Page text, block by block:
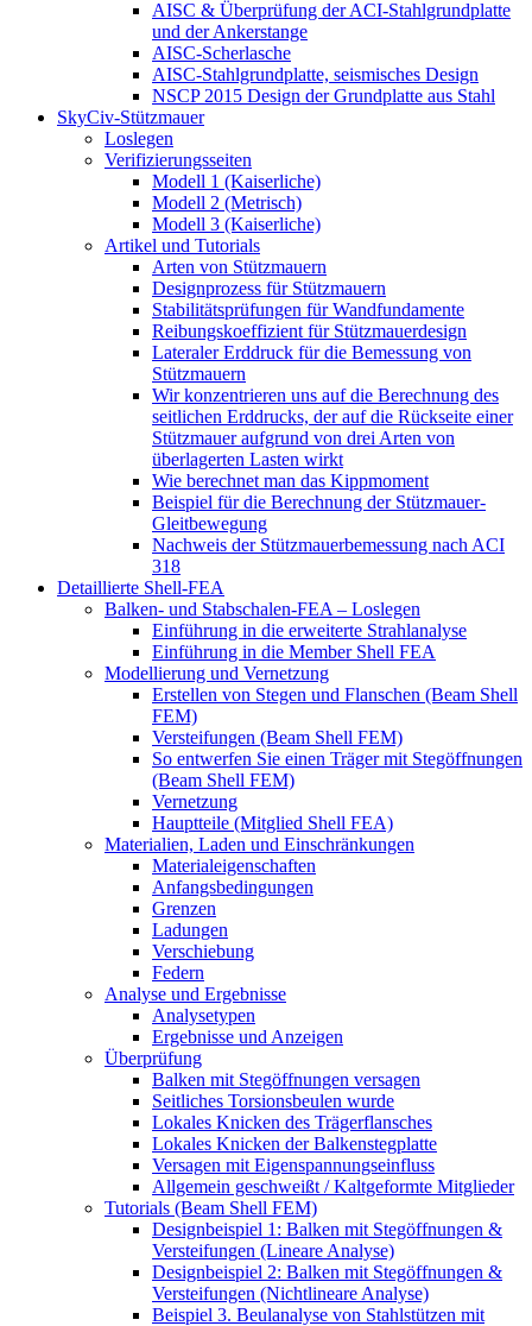
AISC & Überprüfung der ACI-Stahlgrundplatte
und der Ankerstange
AISC-Scherlasche
AISC-Stahlgrundplatte, seismisches Design
NSCP 2015 Design der Grundplatte aus Stahl
SkyCiv-Stützmauer
Loslegen
Verifizierungsseiten
Modell 1 (Kaiserliche)
Modell 2 (Metrisch)
Modell 3 (Kaiserliche)
Artikel und Tutorials
Arten von Stützmauern
Designprozess für Stützmauern
Stabilitätsprüfungen für Wandfundamente
Reibungskoeffizient für Stützmauerdesign
Lateraler Erddruck für die Bemessung von
Stützmauern
Wir konzentrieren uns auf die Berechnung des
seitlichen Erddrucks, der auf die Rückseite einer
Stützmauer aufgrund von drei Arten von
überlagerten Lasten wirkt
Wie berechnet man das Kippmoment
Beispiel für die Berechnung der Stützmauer-
Gleitbewegung
Nachweis der Stützmauerbemessung nach ACI
318
Detaillierte Shell-FEA
Balken- und Stabschalen-FEA – Loslegen
Einführung in die erweiterte Strahlanalyse
Einführung in die Member Shell FEA
Modellierung und Vernetzung
Erstellen von Stegen und Flanschen (Beam Shell
FEM)
Versteifungen (Beam Shell FEM)
So entwerfen Sie einen Träger mit Stegöffnungen
(Beam Shell FEM)
Vernetzung
Hauptteile (Mitglied Shell FEA)
Materialien, Laden und Einschränkungen
Materialeigenschaften
Anfangsbedingungen
Grenzen
Ladungen
Verschiebung
Federn
Analyse und Ergebnisse
Analysetypen
Ergebnisse und Anzeigen
Überprüfung
Balken mit Stegöffnungen versagen
Seitliches Torsionsbeulen wurde
Lokales Knicken des Trägerflansches
Lokales Knicken der Balkenstegplatte
Versagen mit Eigenspannungseinfluss
Allgemein geschweißt / Kaltgeformte Mitglieder
Tutorials (Beam Shell FEM)
Designbeispiel 1: Balken mit Stegöffnungen &
Versteifungen (Lineare Analyse)
Designbeispiel 2: Balken mit Stegöffnungen &
Versteifungen (Nichtlineare Analyse)
Beispiel 3. Beulanalyse von Stahlstützen mit